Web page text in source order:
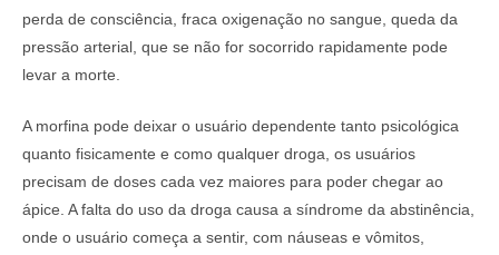
perda de consciência, fraca oxigenação no sangue, queda da
pressão arterial, que se não for socorrido rapidamente pode
levar a morte.
A morfina pode deixar o usuário dependente tanto psicológica
quanto fisicamente e como qualquer droga, os usuários
precisam de doses cada vez maiores para poder chegar ao
ápice. A falta do uso da droga causa a síndrome da abstinência,
onde o usuário começa a sentir, com náuseas e vômitos,